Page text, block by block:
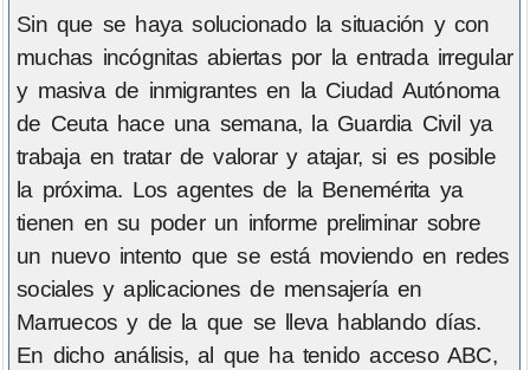
Sin que se haya solucionado la situación y con
muchas incógnitas abiertas por la entrada irregular
y masiva de inmigrantes en la Ciudad Autónoma
de Ceuta hace una semana, la Guardia Civil ya
trabaja en tratar de valorar y atajar, si es posible
la próxima. Los agentes de la Benemérita ya
tienen en su poder un informe preliminar sobre
un nuevo intento que se está moviendo en redes
sociales y aplicaciones de mensajería en
Marruecos y de la que se lleva hablando días.
En dicho análisis, al que ha tenido acceso ABC,